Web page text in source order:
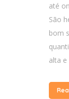
até
São
bom
alta e